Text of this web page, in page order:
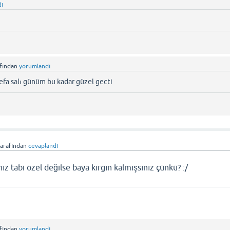
yorumlandı
salı günüm bu kadar güzel gecti
cevaplandı
tabi özel değilse baya kırgın kalmışsınız çünkü? :/